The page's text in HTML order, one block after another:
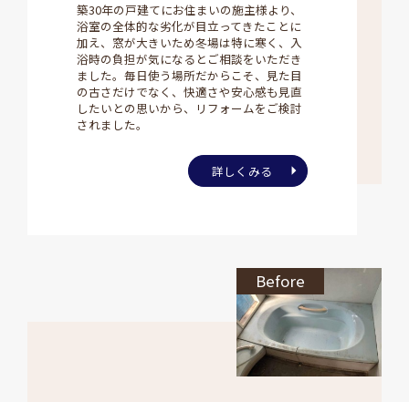
築30年の戸建てにお住まいの施主様より、
浴室の全体的な劣化が目立ってきたことに
加え、窓が大きいため冬場は特に寒く、入
浴時の負担が気になるとご相談をいただき
ました。毎日使う場所だからこそ、見た目
の古さだけでなく、快適さや安心感も見直
したいとの思いから、リフォームをご検討
されました。
詳しくみる
Before